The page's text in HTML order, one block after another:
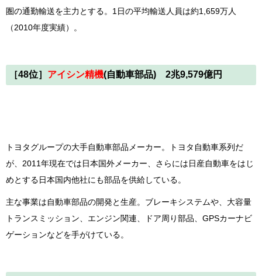
圏の通勤輸送を主力とする。1日の平均輸送人員は約1,659万人
（2010年度実績）。
［48位］ アイシン精機(自動車部品) 2兆9,579億円
トヨタグループの大手自動車部品メーカー。トヨタ自動車系列だ
が、2011年現在では日本国外メーカー、さらには日産自動車をはじ
めとする日本国内他社にも部品を供給している。
主な事業は自動車部品の開発と生産。ブレーキシステムや、大容量
トランスミッション、エンジン関連、ドア周り部品、GPSカーナビ
ゲーションなどを手がけている。